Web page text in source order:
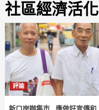
社區經濟活化
評論